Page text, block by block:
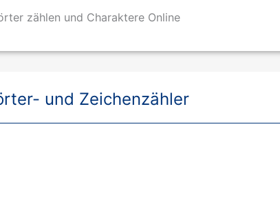
zählen und Charaktere Online
und Zeichenzähler